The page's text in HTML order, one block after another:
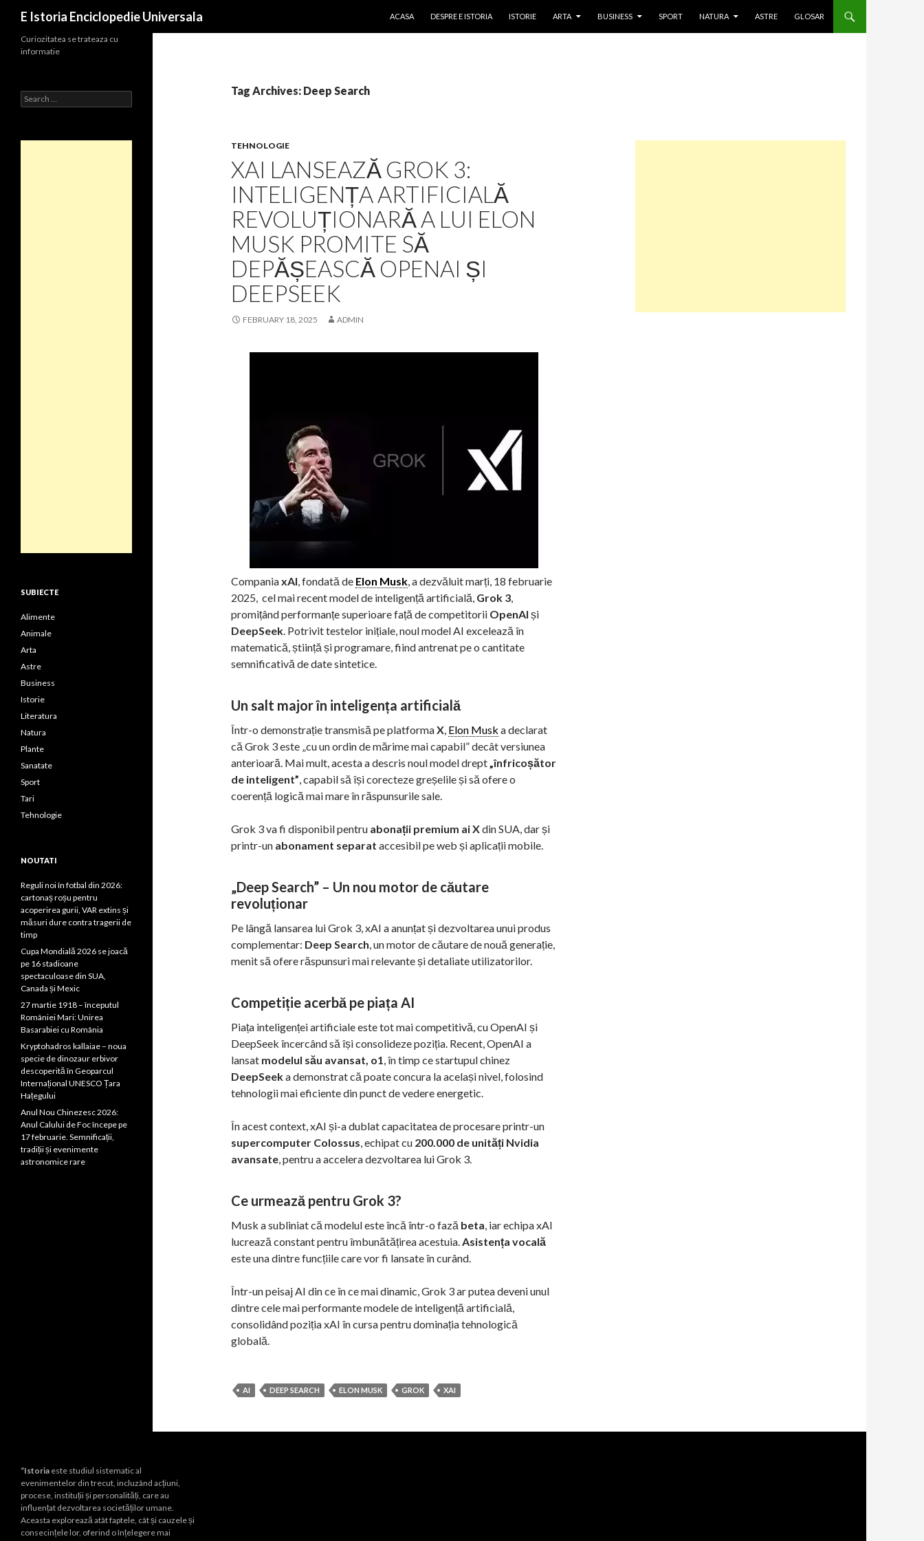
E Istoria Enciclopedie Universala
ACASA
DESPRE E ISTORIA ISTORIE ARTA BUSINESS SPORT NATURA ASTRE GLOSAR
Tag Archives: Deep Search
TEHNOLOGIE
XAI LANSEAZĂ GROK 3:
INTELIGENȚA ARTIFICIALĂ
REVOLUȚIONARĂ A LUI ELON
MUSK PROMITE SĂ
DEPĂȘEASCĂ OPENAI ȘI
DEEPSEEK
FEBRUARY 18, 2025 ADMIN
CompaniaxAI, fondată de Elon Musk, a dezvăluit marți, 18 februarie
2025, cel mai recent model de inteligență artificială, Grok 3,
promițând performanțe superioare față de competitorii OpenAI și
DeepSeek. Potrivit testelor inițiale, noul model AI excelează în
matematică, știință și programare, fiind antrenat pe o cantitate
semnificativă de date sintetice.
Un salt major în inteligența artificială
Într-o demonstrație transmisă pe platformaX, Elon Musk a declarat
că Grok 3 este „cu un ordin de mărime mai capabil” decât versiunea
anterioară. Mai mult, acesta a descris noul model drept„înfricoșător
de inteligent”, capabil să își corecteze greșelile și să ofere o
coerență logică mai mare în răspunsurile sale.
Grok 3 va fi disponibil pentru abonații premium ai Xdin SUA, dar și
printr-un abonament separat accesibil pe web și aplicații mobile.
„Deep Search” – Un nou motor de căutare
revoluționar
Pe lângă lansarea lui Grok 3, xAI a anunțat și dezvoltarea unui produs
complementar: Deep Search, un motor de căutare de nouă generație,
menit să ofere răspunsuri mai relevante și detaliate utilizatorilor.
Competiție acerbă pe piața AI
Piața inteligenței artificiale este tot mai competitivă, cu OpenAI și
DeepSeek încercând să își consolideze poziția. Recent, OpenAI a
lansat modelul său avansat, o1, în timp ce startupul chinez
DeepSeeka demonstrat că poate concura la același nivel, folosind
tehnologii mai eficiente din punct de vedere energetic.
În acest context, xAI și-a dublat capacitatea de procesare printr-un
supercomputer Colossus, echipat cu 200.000 de unități Nvidia
avansate, pentru a accelera dezvoltarea lui Grok 3.
Ce urmează pentru Grok 3?
Musk a subliniat că modelul este încă într-o fază beta, iar echipa xAI
lucrează constant pentru îmbunătățirea acestuia.Asistența vocală
este una dintre funcțiile care vor fi lansate în curând.
Într-un peisaj AI din ce în ce mai dinamic, Grok 3 ar putea deveni unul
dintre cele mai performante modele de inteligență artificială,
consolidând poziția xAI în cursa pentru dominația tehnologică
globală.
AI DEEP SEARCH ELON MUSK GROK XAI
Curiozitatea se trateaza cu
informatie
Search
for:
SUBIECTE
Alimente
Animale
Arta
Astre
Business
Istorie
Literatura
Natura
Plante
Sanatate
Sport
Tari
Tehnologie
NOUTATI
Reguli noi în fotbal din 2026:
cartonaș roșu pentru
acoperirea gurii, VAR extins și
măsuri dure contra tragerii de
timp
Cupa Mondială 2026 se joacă
pe 16 stadioane
spectaculoase din SUA,
Canada și Mexic
27 martie 1918 – începutul
României Mari: Unirea
Basarabiei cu România
Kryptohadros kallaiae – noua
specie de dinozaur erbivor
descoperită în Geoparcul
Internațional UNESCO Țara
Hațegului
Anul Nou Chinezesc 2026:
Anul Calului de Foc începe pe
17 februarie. Semnificații,
tradiții și evenimente
astronomice rare
“Istoria este studiul sistematic al
evenimentelor din trecut, incluzând acțiuni,
procese, instituții și personalități, care au
influențat dezvoltarea societăților umane.
Aceasta explorează atât faptele, cât și cauzele și
consecințele lor, oferind o înțelegere mai